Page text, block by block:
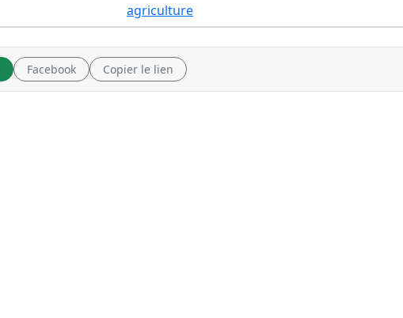
agriculture
Facebook Copier le lien